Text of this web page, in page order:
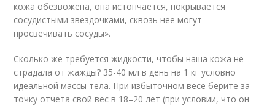
кожа обезвожена, она истончается, покрывается
сосудистыми звездочками, сквозь нее могут
просвечивать сосуды».
Сколько же требуется жидкости, чтобы наша кожа не
страдала от жажды? 35-40 мл в день на 1 кг условно
идеальной массы тела. При избыточном весе берите за
точку отчета свой вес в 18–20 лет (при условии, что он